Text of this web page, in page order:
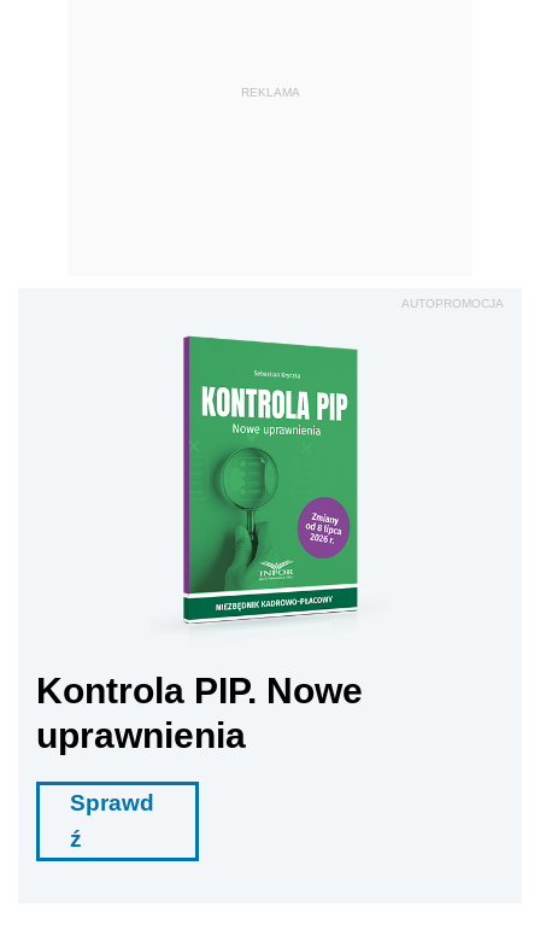
Kontrola PIP. Nowe
uprawnienia
„W naszym ubezpieczeniu suma gwarancyjna,
przejmujemy na siebie roszczenie
poszkodowanego pracodawcy, to
pracownika. Z dotychczas zgłoszonych nam
spraw wynika, że ta kwota w zupełności